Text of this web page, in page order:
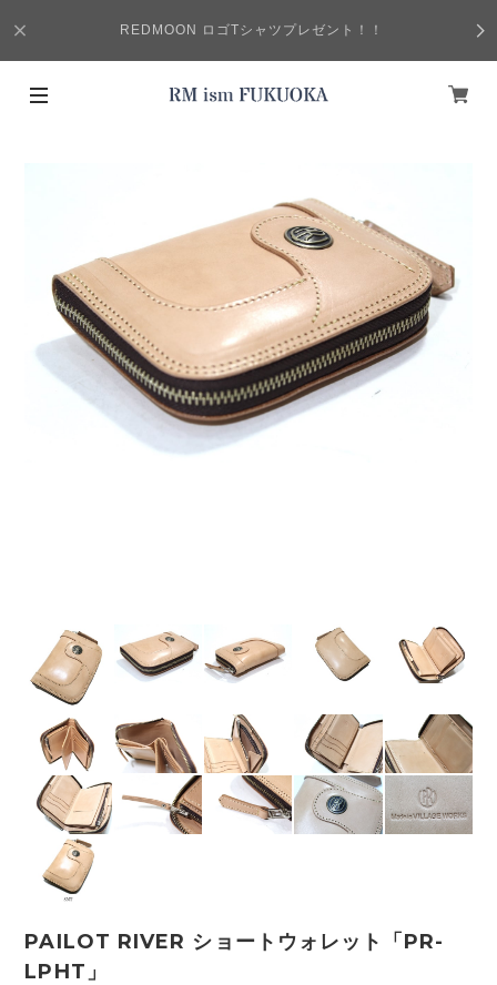
REDMOON ロゴTシャツプレゼント！！
PAILOT RIVER ショートウォレット「PR-
LPHT」